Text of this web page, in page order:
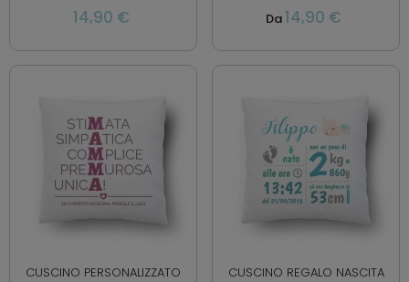
14,90 € Da14,90 €
CUSCINO PERSONALIZZATO
CUSCINO REGALO NASCITA